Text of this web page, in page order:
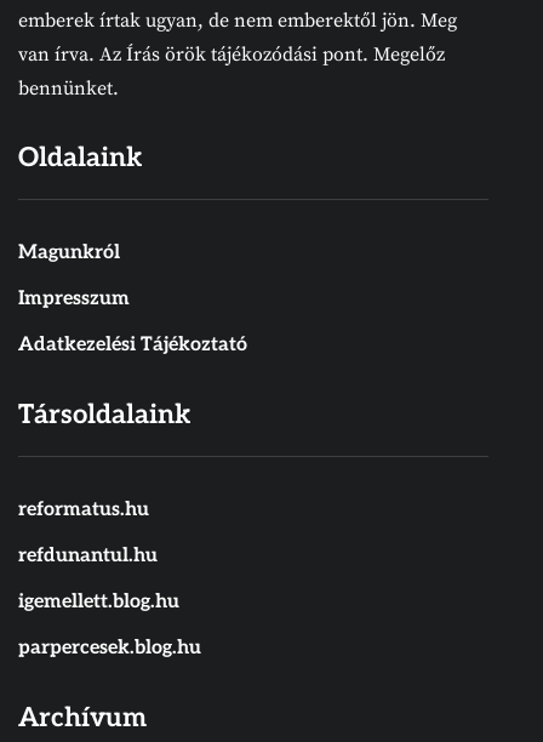
emberek írtak ugyan, de nem emberektől jön. Meg
van írva. Az Írás örök tájékozódási pont. Megelőz
bennünket.
Oldalaink
Magunkról
Impresszum
Adatkezelési Tájékoztató
Társoldalaink
reformatus.hu
refdunantul.hu
igemellett.blog.hu
parpercesek.blog.hu
Archívum